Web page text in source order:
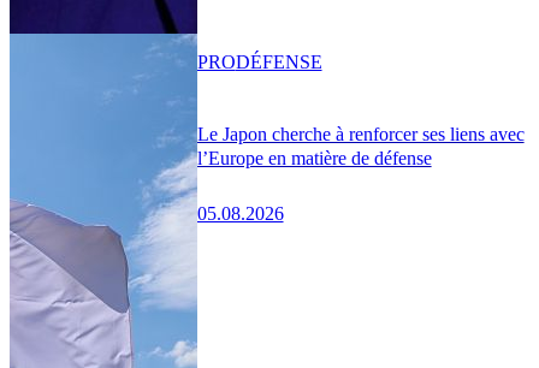
Le Japon cherche à renforcer ses liens avec
l’Europe en matière de défense
05.08.2026
PRODÉFENSE